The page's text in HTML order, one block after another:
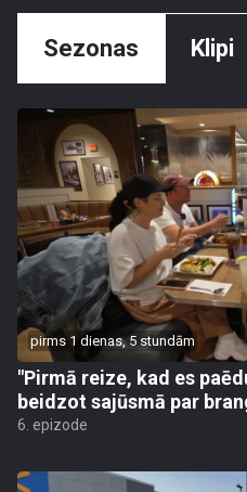
Sezonas Klipi
pirms 1 dienas, 5 stundām
"Pirmā reize, kad es
beidzot sajūsmā par
6. epizode